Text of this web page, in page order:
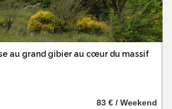
au grand gibier au cœur du massif
83 € / Weekend